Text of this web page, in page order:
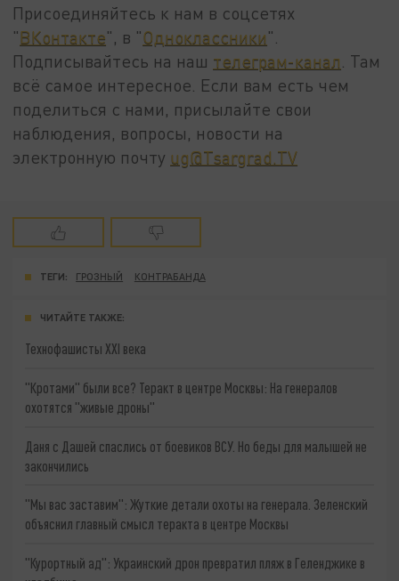
Присоединяйтесь к нам в соцсетях
"ВКонтакте", в "Одноклассники".
Подписывайтесь на наш телеграм-канал . Там
всё самое интересное. Если вам есть чем
поделиться с нами, присылайте свои
наблюдения, вопросы, новости на
электронную почту ug@Tsargrad.TV
ТЕГИ: ГРОЗНЫЙ КОНТРАБАНДА
ЧИТАЙТЕ ТАКЖЕ:
Технофашисты XXI века
"Кротами" были все? Теракт в центре Москвы: На генералов
охотятся "живые дроны"
Даня с Дашей спаслись от боевиков ВСУ. Но беды для малышей не
закончились
"Мы вас заставим": Жуткие детали охоты на генерала. Зеленский
объяснил главный смысл теракта в центре Москвы
"Курортный ад": Украинский дрон превратил пляж в Геленджике в